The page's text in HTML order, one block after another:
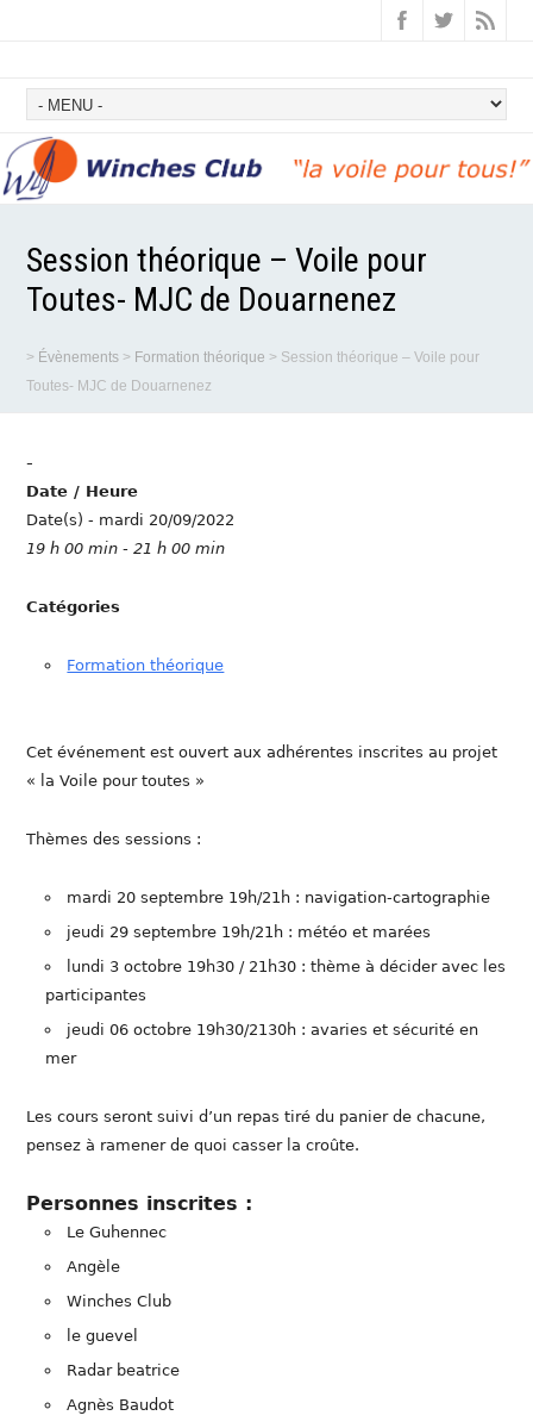
Session théorique – Voile pour
Toutes- MJC de Douarnenez
> Évènements > Formation théorique > Session théorique – Voile pour
Toutes- MJC de Douarnenez
-
Date / Heure
Date(s) - mardi 20/09/2022
19 h 00 min - 21 h 00 min
Catégories
Formation théorique
Cet événement est ouvert aux adhérentes inscrites au projet
« la Voile pour toutes »
Thèmes des sessions :
mardi 20 septembre 19h/21h : navigation-cartographie
jeudi 29 septembre 19h/21h : météo et marées
lundi 3 octobre 19h30 / 21h30 : thème à décider avec les
participantes
jeudi 06 octobre 19h30/2130h : avaries et sécurité en
mer
Les cours seront suivi d’un repas tiré du panier de chacune,
pensez à ramener de quoi casser la croûte.
Personnes inscrites :
Le Guhennec
Angèle
Winches Club
le guevel
Radar beatrice
Agnès Baudot